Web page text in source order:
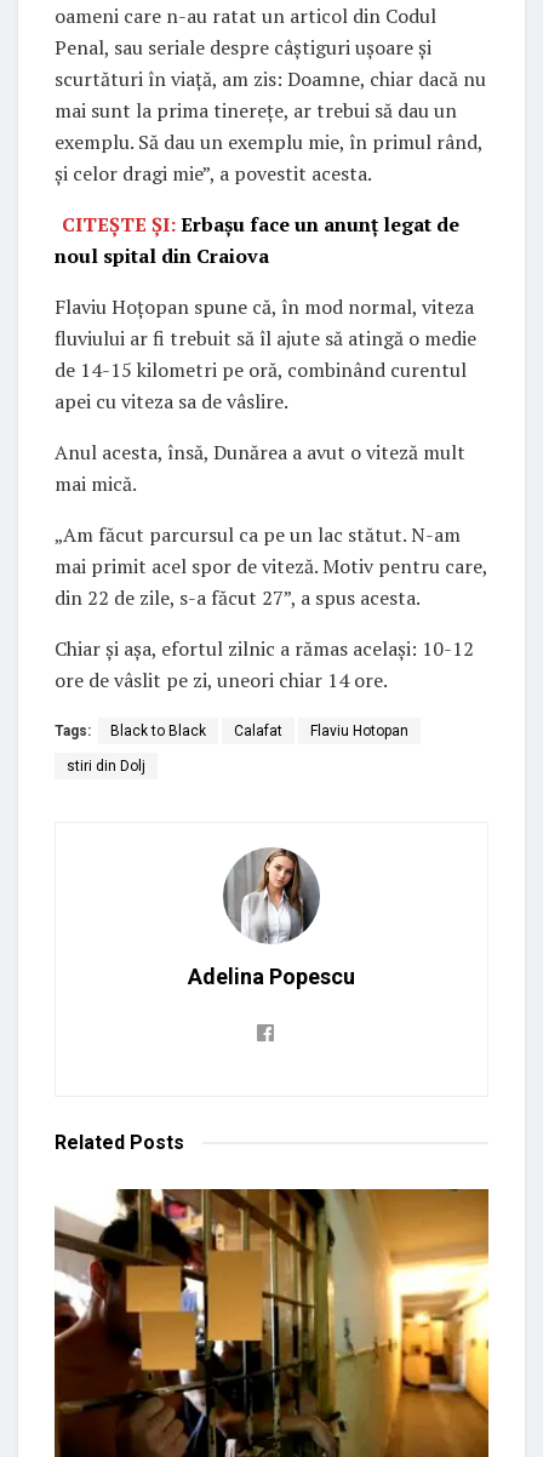
oameni care n-au ratat un articol din Codul
Penal, sau seriale despre câștiguri ușoare și
scurtături în viață, am zis: Doamne, chiar dacă nu
mai sunt la prima tinerețe, ar trebui să dau un
exemplu. Să dau un exemplu mie, în primul rând,
și celor dragi mie”, a povestit acesta.
CITEȘTE ȘI:Erbașu face un anunț legat de
noul spital din Craiova
Flaviu Hoțopan spune că, în mod normal, viteza
fluviului ar fi trebuit să îl ajute să atingă o medie
de 14-15 kilometri pe oră, combinând curentul
apei cu viteza sa de vâslire.
Anul acesta, însă, Dunărea a avut o viteză mult
mai mică.
„Am făcut parcursul ca pe un lac stătut. N-am
mai primit acel spor de viteză. Motiv pentru care,
din 22 de zile, s-a făcut 27”, a spus acesta.
Chiar și așa, efortul zilnic a rămas același: 10-12
ore de vâslit pe zi, uneori chiar 14 ore.
Tags: Black to Black Calafat Flaviu Hotopan
stiri din Dolj
Adelina Popescu
Related Posts